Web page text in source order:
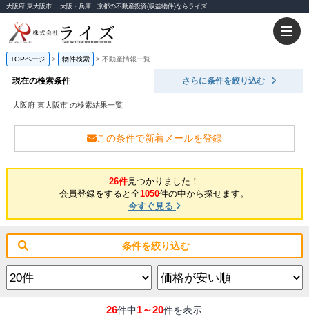
大阪府 東大阪市 ｜大阪・兵庫・京都の不動産投資(収益物件)ならライズ
TOPページ 物件検索 不動産情報一覧
現在の検索条件 さらに条件を絞り込む
大阪府 東大阪市 の検索結果一覧
この条件で新着メールを登録
26件見つかりました！
会員登録をすると全1050件の中から探せます。
今すぐ見る
条件を絞り込む
26件中1～20件を表示